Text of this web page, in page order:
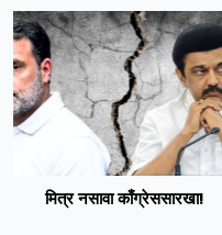
मित्र नसावा काँग्रेससारखा!